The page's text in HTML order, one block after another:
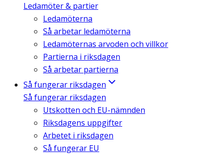
Ledamöter & partier
Ledamöterna
Så arbetar ledamöterna
Ledamöternas arvoden och villkor
Partierna i riksdagen
Så arbetar partierna
Så fungerar riksdagen
Så fungerar riksdagen
Utskotten och EU-nämnden
Riksdagens uppgifter
Arbetet i riksdagen
Så fungerar EU